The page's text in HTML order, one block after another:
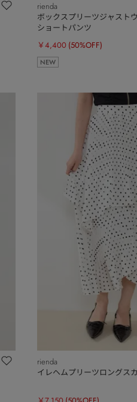
rienda
ボックスプリーツジャスト
ショートパンツ
￥4,400 (50%OFF)
NEW
rienda
イレヘムプリーツロングス